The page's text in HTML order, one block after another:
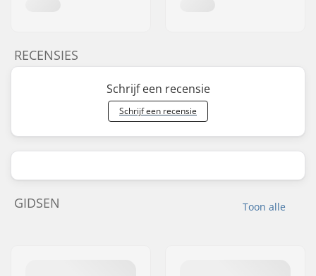
RECENSIES
Schrijf een recensie
Schrijf een recensie
Toon alle
GIDSEN